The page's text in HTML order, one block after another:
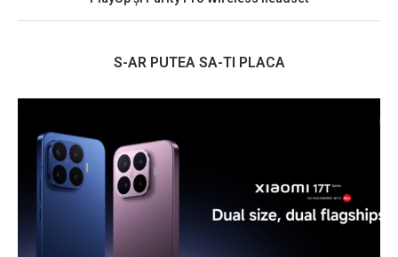
S-AR PUTEA SA-TI PLACA